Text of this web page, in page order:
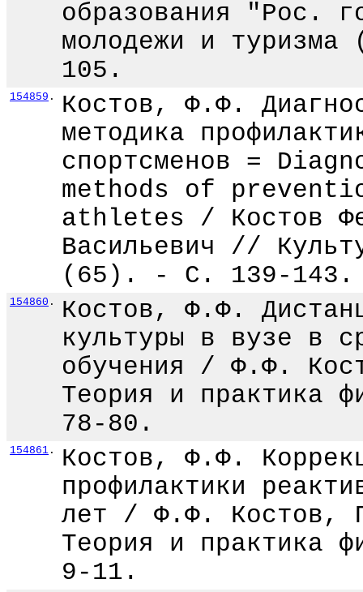
образования "Рос.
молодежи и
105.
154859 .
Костов, Ф.Ф.
методика
спортсменов =
methods of
athletes / Костов
Васильевич //
(65). - С. 139-143.
154860 .
Костов, Ф.Ф.
культуры в вузе в
обучения / Ф.Ф.
Теория и
78-80.
154861 .
Костов, Ф.Ф.
профилактики
лет / Ф.Ф. Костов,
Теория и
9-11.